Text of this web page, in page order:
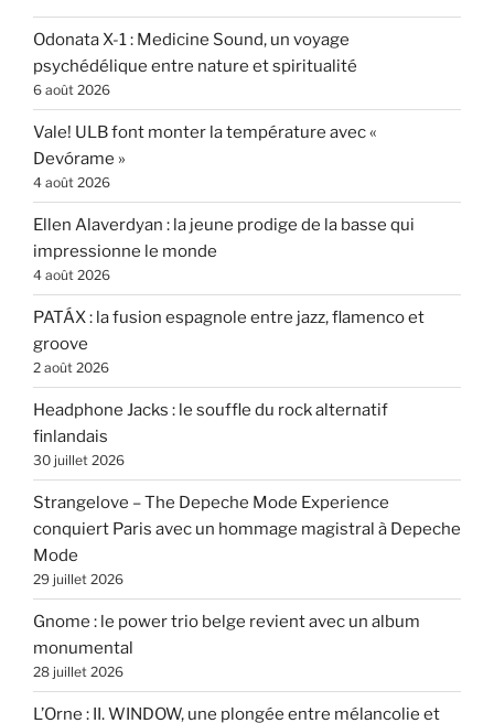
Odonata X-1 : Medicine Sound, un voyage
psychédélique entre nature et spiritualité
6 août 2026
Vale! ULB font monter la température avec «
Devórame »
4 août 2026
Ellen Alaverdyan : la jeune prodige de la basse qui
impressionne le monde
4 août 2026
PATÁX : la fusion espagnole entre jazz, flamenco et
groove
2 août 2026
Headphone Jacks : le souffle du rock alternatif
finlandais
30 juillet 2026
Strangelove – The Depeche Mode Experience
conquiert Paris avec un hommage magistral à Depeche
Mode
29 juillet 2026
Gnome : le power trio belge revient avec un album
monumental
28 juillet 2026
L’Orne : II. WINDOW, une plongée entre mélancolie et